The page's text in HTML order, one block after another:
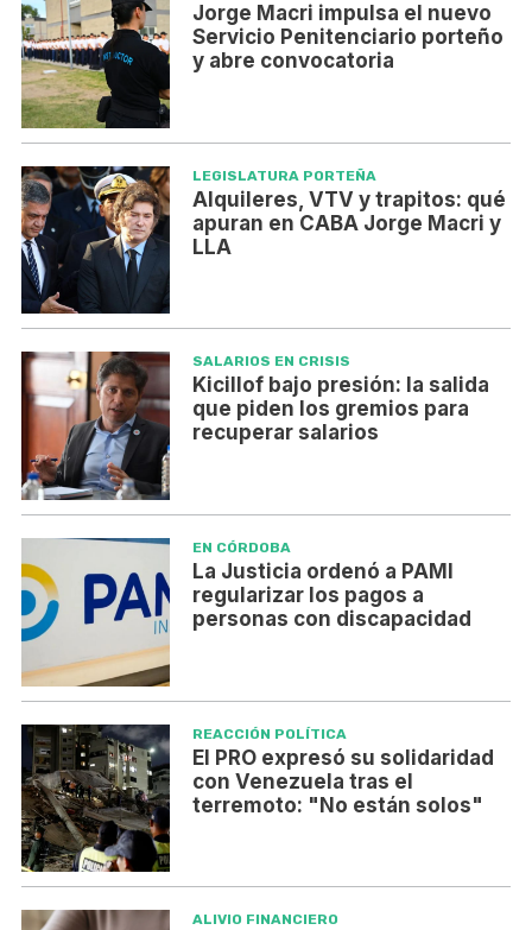
Jorge Macri impulsa el nuevo
Servicio Penitenciario porteño
y abre convocatoria
LEGISLATURA PORTEÑA
Alquileres, VTV y trapitos: qué
apuran en CABA Jorge Macri y
LLA
SALARIOS EN CRISIS
Kicillof bajo presión: la salida
que piden los gremios para
recuperar salarios
EN CÓRDOBA
La Justicia ordenó a PAMI
regularizar los pagos a
personas con discapacidad
REACCIÓN POLÍTICA
El PRO expresó su solidaridad
con Venezuela tras el
terremoto: "No están solos"
ALIVIO FINANCIERO